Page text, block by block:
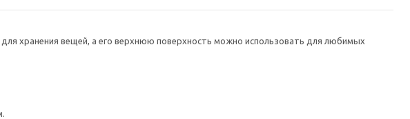
хранения вещей, а его верхнюю поверхность можно использовать для любимых